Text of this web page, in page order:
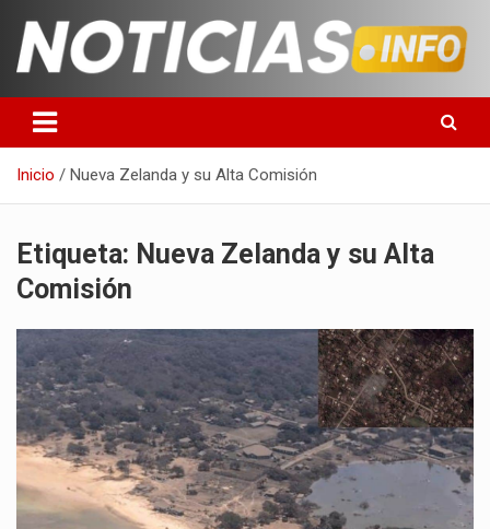
contenido
Noticias en español
Inicio Nueva Zelanda y su Alta Comisión
Etiqueta: Nueva Zelanda y su Alta
Comisión